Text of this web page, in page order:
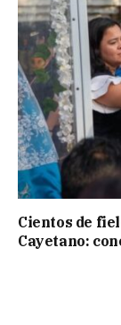
Cientos de
Cayetano: